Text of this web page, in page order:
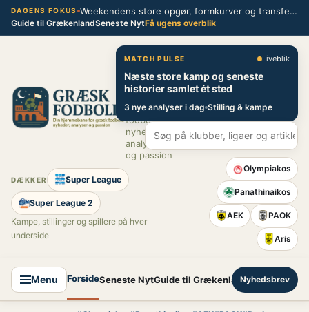
Spring
DAGENS FOKUS Weekendens store opgør, formkurver og transferblik fra græsk fodbold
Guide til GrækenlandSeneste NytFå ugens overblik
Græsk Fodbold
Din
hjemmebane
for græsk
fodbold –
nyheder,
analyser
og passion
DÆKKER Super League
Super League 2
Kampe, stillinger og spillere på hver
underside
MATCH PULSE Liveblik
Næste store kamp og seneste
historier samlet ét sted
3 nye analyser i dag Stilling & kampe
Olympiakos
Panathinaikos
AEK PAOK
Aris
Menu ForsideSeneste NytGuide til GrækenlandSuper League
Nyhedsbrev